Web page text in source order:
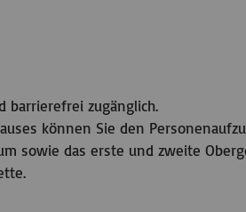
barrierefrei zugänglich.
können Sie den
sowie das erste und zweite